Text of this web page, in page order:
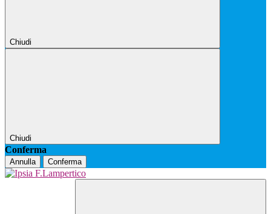
Chiudi
Chiudi
Conferma
Annulla Conferma